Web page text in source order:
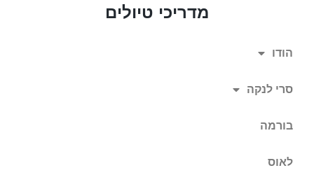
מדריכי טיולים
הודו
סרי לנקה
בורמה
לאוס